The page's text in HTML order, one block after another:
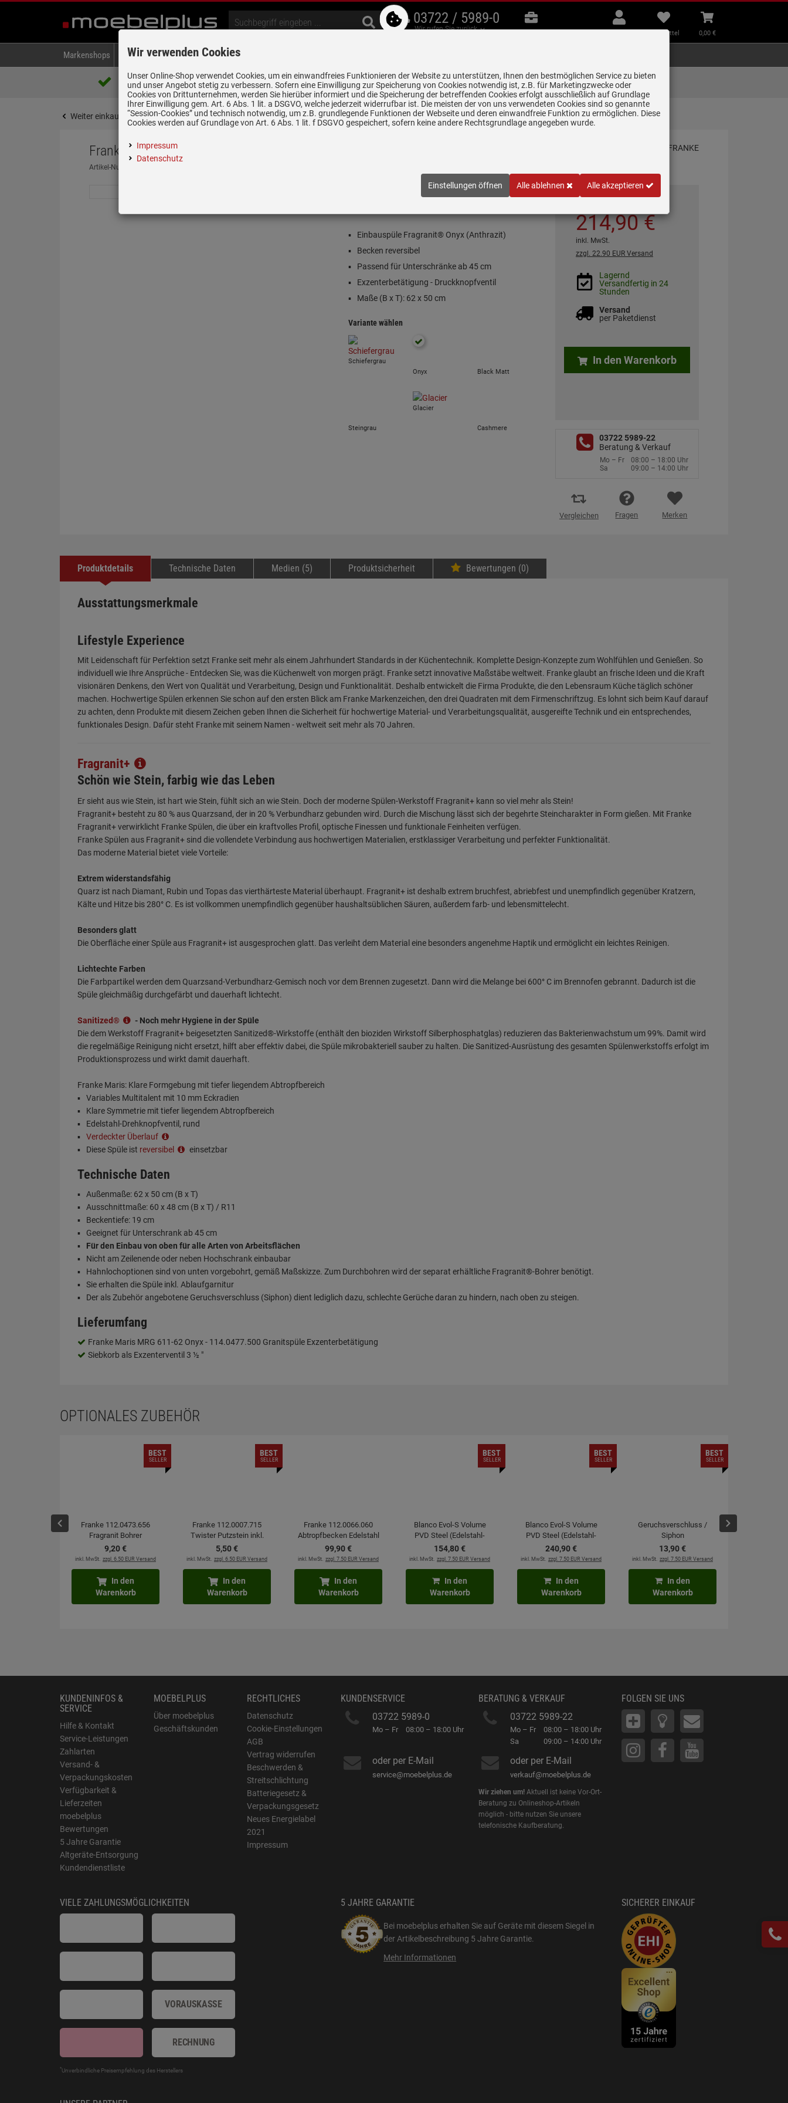
03722 / 5989-0
Wir rufen Sie zurück
B2B
Beratung
Mein
Konto
Merkzettel
aufklappen
Merkzettel
Warenkorb
aufklappen
0,00 €
Markenshops Backen & Kochen Kühlen & Gefrieren
Über 85.000 positive Bewertungen
auf eBay, Amazon und Trusted Shops
5 Jahre Garantie auf
alle gekennzeichneten Produkte
Lieferung zum
Wunschtermin
Weiter einkaufen Startseite Spülen & Armaturen Granitspülen Franke Maris MRG 611-62 Onyx - 114.0477.500 Grani…
Franke Maris MRG 611-62 Onyx - 114.0477.500 Granitspüle
Artikel-Nummer:
Einloggen und Bewertung schreiben
Einbauspüle Fragranit® Onyx (Anthrazit)
Becken reversibel
Passend für Unterschränke ab 45 cm
Exzenterbetätigung - Druckknopfventil
Maße (B x T): 62 x 50 cm
Variante wählen
Schiefergrau
Onyx
Black Matt
Steingrau
Glacier
Cashmere
214,90 €
inkl. MwSt.
zzgl. 22.90 EUR Versand
Lagernd
Versandfertig in 24
Stunden
Versand
per Paketdienst
In den Warenkorb
03722 5989-22
Beratung & Verkauf
Mo – Fr
08:00 – 18:00 Uhr
Sa
09:00 – 14:00 Uhr
Vergleichen Fragen Merken
Produktdetails Technische Daten Medien (5) Produktsicherheit Bewertungen (0)
Ausstattungsmerkmale
Lifestyle Experience
Mit Leidenschaft für Perfektion setzt Franke seit mehr als einem Jahrhundert Standards in der Küchentechnik. Komplette Design-Konzepte zum Wohlfühlen und Genießen. So
individuell wie Ihre Ansprüche - Entdecken Sie, was die Küchenwelt von morgen prägt. Franke setzt innovative Maßstäbe weltweit. Franke glaubt an frische Ideen und die Kraft
visionären Denkens, den Wert von Qualität und Verarbeitung, Design und Funktionalität. Deshalb entwickelt die Firma Produkte, die den Lebensraum Küche täglich schöner
machen. Hochwertige Spülen erkennen Sie schon auf den ersten Blick am Franke Markenzeichen, den drei Quadraten mit dem Firmenschriftzug. Es lohnt sich beim Kauf darauf
zu achten, denn Produkte mit diesem Zeichen geben Ihnen die Sicherheit für hochwertige Material- und Verarbeitungsqualität, ausgereifte Technik und ein entsprechendes,
funktionales Design. Dafür steht Franke mit seinem Namen - weltweit seit mehr als 70 Jahren.
Fragranit+
Schön wie Stein, farbig wie das Leben
Er sieht aus wie Stein, ist hart wie Stein, fühlt sich an wie Stein. Doch der moderne Spülen-Werkstoff Fragranit+ kann so viel mehr als Stein!
Fragranit+ besteht zu 80 % aus Quarzsand, der in 20 % Verbundharz gebunden wird. Durch die Mischung lässt sich der begehrte Steincharakter in Form gießen. Mit Franke
Fragranit+ verwirklicht Franke Spülen, die über ein kraftvolles Profil, optische Finessen und funktionale Feinheiten verfügen.
Franke Spülen aus Fragranit+ sind die vollendete Verbindung aus hochwertigen Materialien, erstklassiger Verarbeitung und perfekter Funktionalität.
Das moderne Material bietet viele Vorteile:
Extrem widerstandsfähig
Quarz ist nach Diamant, Rubin und Topas das vierthärteste Material überhaupt. Fragranit+ ist deshalb extrem bruchfest, abriebfest und unempfindlich gegenüber Kratzern,
Kälte und Hitze bis 280° C. Es ist vollkommen unempfindlich gegenüber haushaltsüblichen Säuren, außerdem farb- und lebensmittelecht.
Besonders glatt
Die Oberfläche einer Spüle aus Fragranit+ ist ausgesprochen glatt. Das verleiht dem Material eine besonders angenehme Haptik und ermöglicht ein leichtes Reinigen.
Lichtechte Farben
Die Farbpartikel werden dem Quarzsand-Verbundharz-Gemisch noch vor dem Brennen zugesetzt. Dann wird die Melange bei 600° C im Brennofen gebrannt. Dadurch ist die
Spüle gleichmäßig durchgefärbt und dauerhaft lichtecht.
Sanitized®
- Noch mehr Hygiene in der Spüle
Die dem Werkstoff Fragranit+ beigesetzten Sanitized®-Wirkstoffe (enthält den bioziden Wirkstoff Silberphosphatglas) reduzieren das Bakterienwachstum um 99%. Damit wird
die regelmäßige Reinigung nicht ersetzt, hilft aber effektiv dabei, die Spüle mikrobakteriell sauber zu halten. Die Sanitized-Ausrüstung des gesamten Spülenwerkstoffs erfolgt im
Produktionsprozess und wirkt damit dauerhaft.
Franke Maris: Klare Formgebung mit tiefer liegendem Abtropfbereich
Variables Multitalent mit 10 mm Eckradien
Klare Symmetrie mit tiefer liegendem Abtropfbereich
Edelstahl-Drehknopfventil, rund
Verdeckter Überlauf
Diese Spüle ist reversibel einsetzbar
Technische Daten
Außenmaße: 62 x 50 cm (B x T)
Ausschnittmaße: 60 x 48 cm (B x T) / R11
Beckentiefe: 19 cm
Geeignet für Unterschrank ab 45 cm
Für den Einbau von oben für alle Arten von Arbeitsflächen
Nicht am Zeilenende oder neben Hochschrank einbaubar
Hahnlochoptionen sind von unten vorgebohrt, gemäß Maßskizze. Zum Durchbohren wird der separat erhältliche Fragranit®-Bohrer benötigt.
Sie erhalten die Spüle inkl. Ablaufgarnitur
Der als Zubehör angebotene Geruchsverschluss (Siphon) dient lediglich dazu, schlechte Gerüche daran zu hindern, nach oben zu steigen.
Lieferumfang
Franke Maris MRG 611-62 Onyx - 114.0477.500 Granitspüle Exzenterbetätigung
Siebkorb als Exzenterventil 3 ½ "
OPTIONALES ZUBEHÖR
Franke 112.0473.656
Fragranit Bohrer
9,20€
inkl. MwSt. zzgl. 6.50 EUR Versand
BEST
SELLER
In den
Warenkorb
Franke 112.0007.715
Twister Putzstein inkl.
Schwamm
5,50€
inkl. MwSt. zzgl. 6.50 EUR Versand
BEST
SELLER
In den
Warenkorb
Franke 112.0066.060
Abtropfbecken Edelstahl
99,90€
inkl. MwSt. zzgl. 7.50 EUR Versand
In den
Warenkorb
Blanco Evol-S Volume
PVD Steel (Edelstahl-
Finish) 525213
Hochdruckarmatur
154,80€
inkl. MwSt. zzgl. 7.50 EUR Versand
BEST
SELLER
In den
Warenkorb
Blanco Evol-S Volume
PVD Steel (Edelstahl-
Finish) 525211
Hochdruckarmatur
240,90€
inkl. MwSt. zzgl. 7.50 EUR Versand
BEST
SELLER
In den
Warenkorb
Geruchsverschluss /
Siphon
13,90€
inkl. MwSt. zzgl. 7.50 EUR Versand
BEST
SELLER
In den
Warenkorb
KUNDENINFOS &
SERVICE
Hilfe & Kontakt
Service-Leistungen
Zahlarten
Versand- &
Verpackungskosten
Verfügbarkeit &
Lieferzeiten
moebelplus
Bewertungen
5 Jahre Garantie
Altgeräte-Entsorgung
Kundendienstliste
MOEBELPLUS
Über moebelplus
Geschäftskunden
RECHTLICHES
Datenschutz
Cookie-Einstellungen
AGB
Vertrag widerrufen
Beschwerden &
Streitschlichtung
Batteriegesetz &
Verpackungsgesetz
Neues Energielabel
2021
Impressum
KUNDENSERVICE
03722 5989-0
Mo – Fr 08:00 – 18:00 Uhr
oder per E-Mail
service@moebelplus.de
BERATUNG & VERKAUF
03722 5989-22
Mo – Fr
Sa
08:00 – 18:00 Uhr
09:00 – 14:00 Uhr
oder per E-Mail
verkauf@moebelplus.de
Wir ziehen um! Aktuell ist keine Vor-Ort-
Beratung zu Onlineshop-Artikeln
möglich - bitte nutzen Sie unsere
telefonische Kaufberatung.
FOLGEN SIE UNS
VIELE ZAHLUNGSMÖGLICHKEITEN
VORAUSKASSE
RECHNUNG
*Unverbindliche Preisempfehlung des Herstellers
5 JAHRE GARANTIE
Bei moebelplus erhalten Sie auf Geräte mit diesem Siegel in
der Artikelbeschreibung 5 Jahre Garantie.
Mehr Informationen
SICHERER EINKAUF
Wir verwenden Cookies
Unser Online-Shop verwendet Cookies, um ein einwandfreies Funktionieren der Website zu unterstützen, Ihnen den bestmöglichen Service zu bieten
und unser Angebot stetig zu verbessern. Sofern eine Einwilligung zur Speicherung von Cookies notwendig ist, z.B. für Marketingzwecke oder
Cookies von Drittunternehmen, werden Sie hierüber informiert und die Speicherung der betreffenden Cookies erfolgt ausschließlich auf Grundlage
Ihrer Einwilligung gem. Art. 6 Abs. 1 lit. a DSGVO, welche jederzeit widerrufbar ist. Die meisten der von uns verwendeten Cookies sind so genannte
“Session-Cookies” und technisch notwendig, um z.B. grundlegende Funktionen der Webseite und deren einwandfreie Funktion zu ermöglichen. Diese
Cookies werden auf Grundlage von Art. 6 Abs. 1 lit. f DSGVO gespeichert, sofern keine andere Rechtsgrundlage angegeben wurde.
Impressum
Datenschutz
Einstellungen öffnen Alle ablehnen Alle akzeptieren